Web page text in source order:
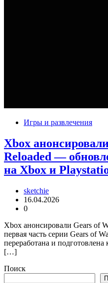
Игры и развлечения
Xbox
Reloaded —
на Xbox и
sketchie
16.04.2026
0
Xbox анонсировали Gears of
первая часть серии Gears of
переработана и
[…]
Поиск